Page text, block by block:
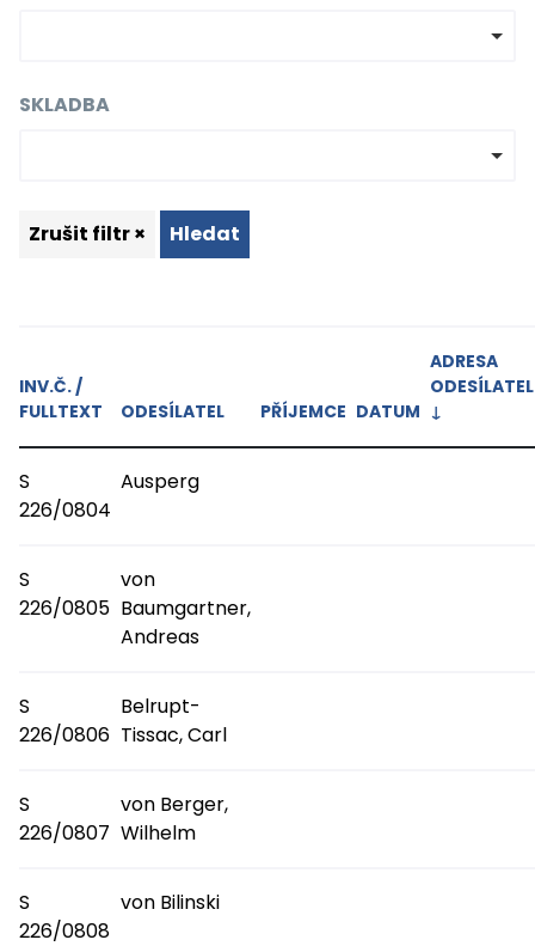
SKLADBA
Zrušit filtr × Hledat
INV.Č. /
FULLTEXT
ODESÍLATEL PŘÍJEMCE DATUM
ADRESA
↓
S
226/0804
Ausperg
S
226/0805
von
Baumgartner,
Andreas
S
226/0806
Belrupt-
Tissac, Carl
S
226/0807
von Berger,
Wilhelm
S
226/0808
von Bilinski